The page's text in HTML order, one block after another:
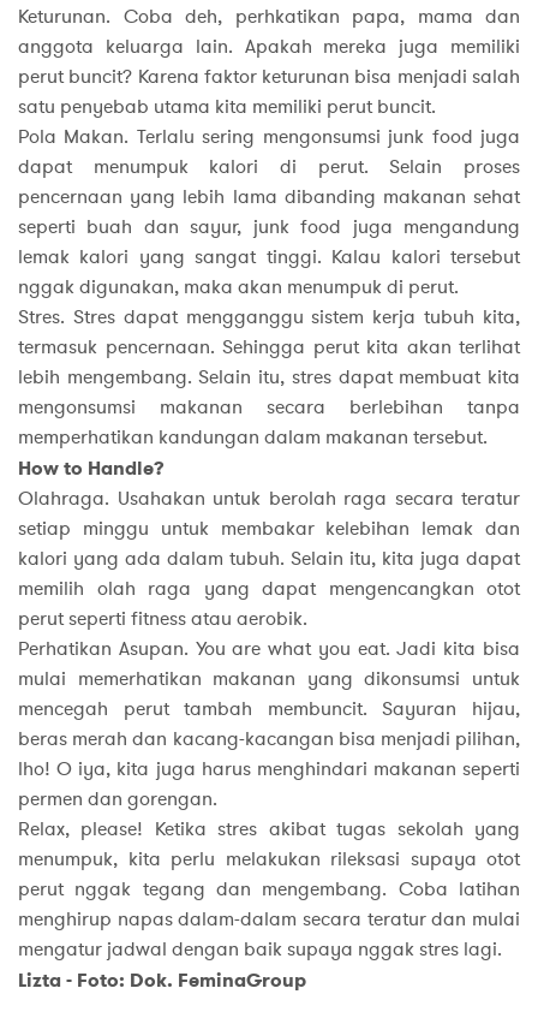
Keturunan. Coba deh, perhkatikan papa, mama dan
anggota keluarga lain. Apakah mereka juga memiliki
perut buncit? Karena faktor keturunan bisa menjadi salah
satu penyebab utama kita memiliki perut buncit.
Pola Makan. Terlalu sering mengonsumsi junk food juga
dapat menumpuk kalori di perut. Selain proses
pencernaan yang lebih lama dibanding makanan sehat
seperti buah dan sayur, junk food juga mengandung
lemak kalori yang sangat tinggi. Kalau kalori tersebut
nggak digunakan, maka akan menumpuk di perut.
Stres. Stres dapat mengganggu sistem kerja tubuh kita,
termasuk pencernaan. Sehingga perut kita akan terlihat
lebih mengembang. Selain itu, stres dapat membuat kita
mengonsumsi makanan secara berlebihan tanpa
memperhatikan kandungan dalam makanan tersebut.
How to Handle?
Olahraga. Usahakan untuk berolah raga secara teratur
setiap minggu untuk membakar kelebihan lemak dan
kalori yang ada dalam tubuh. Selain itu, kita juga dapat
memilih olah raga yang dapat mengencangkan otot
perut seperti fitness atau aerobik.
Perhatikan Asupan. You are what you eat. Jadi kita bisa
mulai memerhatikan makanan yang dikonsumsi untuk
mencegah perut tambah membuncit. Sayuran hijau,
beras merah dan kacang-kacangan bisa menjadi pilihan,
lho! O iya, kita juga harus menghindari makanan seperti
permen dan gorengan.
Relax, please! Ketika stres akibat tugas sekolah yang
menumpuk, kita perlu melakukan rileksasi supaya otot
perut nggak tegang dan mengembang. Coba latihan
menghirup napas dalam-dalam secara teratur dan mulai
mengatur jadwal dengan baik supaya nggak stres lagi.
Lizta - Foto: Dok. FeminaGroup